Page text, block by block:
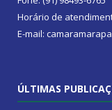
Horário de
E-mail:
ÚLTIMAS